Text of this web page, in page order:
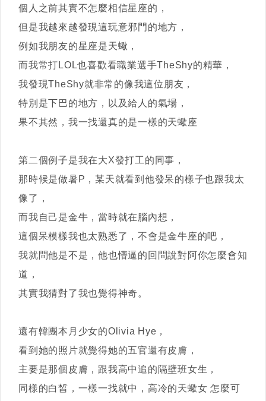
個人之前其實不怎麼相信星座的，
但是我越來越發現這玩意邪門的地方，
例如我朋友的星座是天蠍，
而我常打LOL也喜歡看職業選手TheShy的精華，
我發現TheShy就非常的像我這位朋友，
特別是下巴的地方，以及給人的氣場，
果不其然，我一找還真的是一樣的天蠍座
第二個例子是我在大X發打工的同事，
那時候是做暑P，某天就看到他發呆的樣子也跟我太
像了，
而我自己是金牛，當時就在腦內想，
這個呆模樣我也太熟悉了，不會是金牛座的吧，
我就問他是不是，他也懵逼的回問說對阿你怎麼會知
道，
其實我猜對了我也覺得神奇。
還有韓團本月少女的Olivia Hye，
看到她的照片就覺得她的五官還有皮膚，
主要是那個皮膚，跟我高中追的隔壁班女生，
同樣的白皙，一樣一找就中，高冷的天蠍女 怎麼可